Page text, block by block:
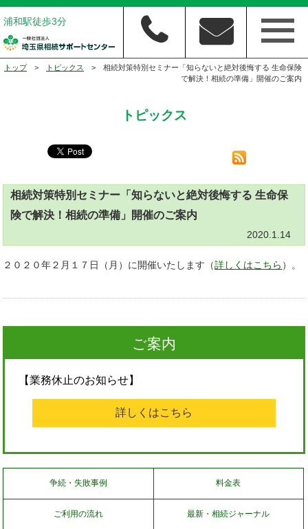
浦和駅徒歩3分
トップ> トピックス
> 相続対策特別セミナー「知らないと絶対後悔する 生命保険
で解決！相続の準備」開催のご案内
トピックス
相続対策特別セミナー「知らないと絶対後悔する 生命保
険で解決！相続の準備」開催のご案内
2020.1.14
２０２０年２月１７日（月）に開催いたします（詳しくはこちら ）。
ご案内
【業務休止のお知らせ】
詳しくはこちら
争続・失敗事例 料金表
ご利用の流れ 最新・相続ジャーナル